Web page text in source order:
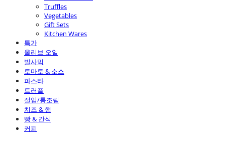
Truffles
Vegetables
Gift Sets
Kitchen Wares
특가
올리브 오일
발사믹
토마토 & 소스
파스타
트러플
절임/통조림
치즈 & 햄
빵 & 간식
커피